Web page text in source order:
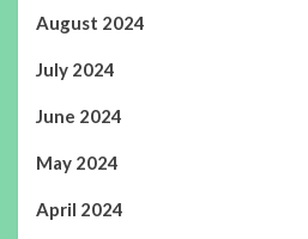
August 2024
July 2024
June 2024
May 2024
April 2024